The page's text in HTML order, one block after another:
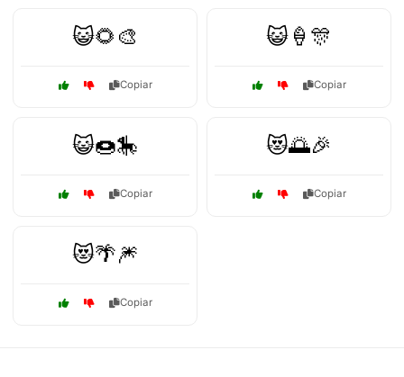
😺🌻🎨
Copiar
😺🍦🎊
Copiar
😺🍩🎠
Copiar
😻🌅🎉
Copiar
😻🌴🎆
Copiar